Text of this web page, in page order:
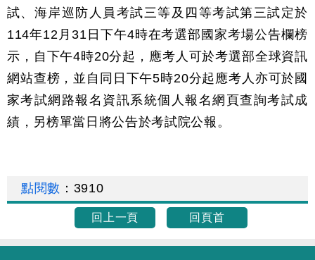
試、海岸巡防人員考試三等及四等考試第三試定於
114年12月31日下午4時在考選部國家考場公告欄榜
示，自下午4時20分起，應考人可於考選部全球資訊
網站查榜，並自同日下午5時20分起應考人亦可於國
家考試網路報名資訊系統個人報名網頁查詢考試成
績，另榜單當日將公告於考試院公報。
點閱數 ： 3910
回上一頁 回頁首